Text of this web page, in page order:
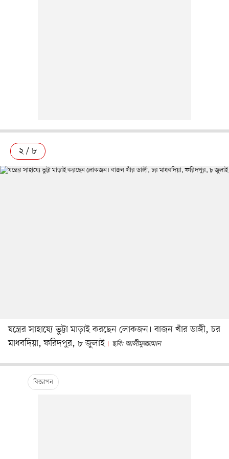
২ / ৮
যন্ত্রের সাহায্যে ভুট্টা মাড়াই করছেন লোকজন। বাজন খাঁর ডাঙ্গী, চর
মাধবদিয়া, ফরিদপুর, ৮ জুলাই
ছবি: আলীমুজ্জামান